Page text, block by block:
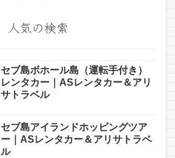
人気の検索
セブ島ボホール島（運転手付き）
レンタカー｜ASレンタカー＆アリ
サトラベル
セブ島アイランドホッピングツア
ー｜ASレンタカー＆アリサトラベ
ル